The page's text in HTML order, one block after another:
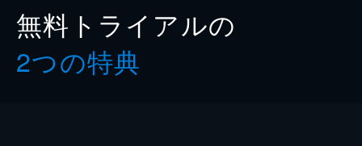
無料トライアルの
2つの特典